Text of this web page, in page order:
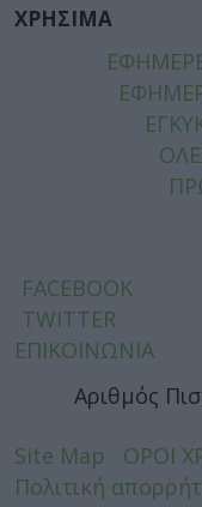
ΧΡΗΣΙΜΑ
FACEBOOK
TWITTER
ΕΠΙΚΟΙΝΩΝΙΑ
Αριθμός
Site Map ΟΡΟΙ
Πολιτική